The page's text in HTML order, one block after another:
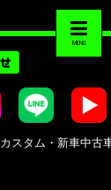
MENU
スタム・新車中古